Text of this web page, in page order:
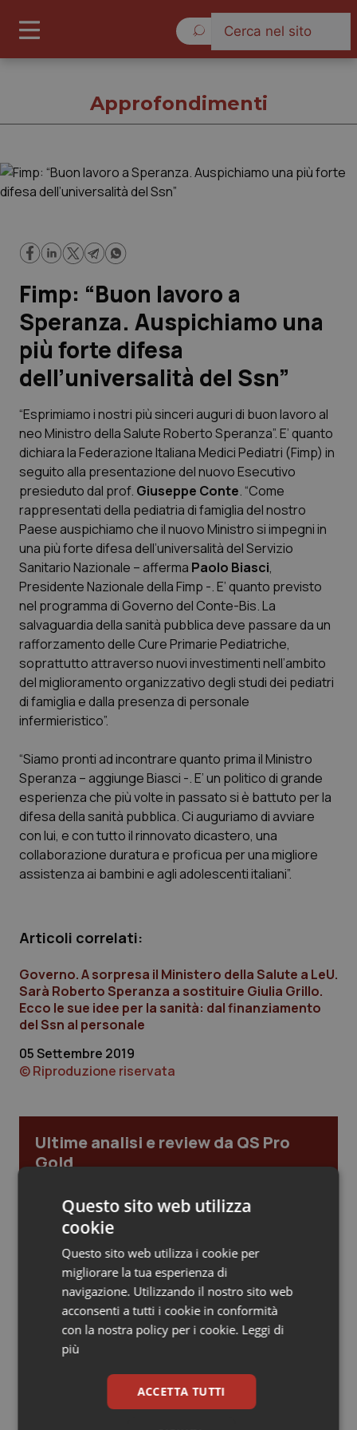
Governo e Parlamento
Regioni e Asl
Lavoro e Professioni
Studi e Analisi
Lettere al direttore
Edizioni Regionali
QS Pro
Professionisti Sanitari.AI
Abruzzo
Basilicata
Calabria
Campania
Emilia-Romagna
Friuli Venezia Giulia
Liguria
Lombardia
Marche
Molise
Provincia Autonoma di Bolzano
Puglia
Sardegna
Sicilia
Toscana
QS Pro Gold
Artrite & artrosi
Asma & BPCO
Car-T
Colesterolo & coronaropatie
Dermatite Atopica
Disturbi dell’umore
Dolore
Donna & Salute
Epatiti
Infezioni & Febbre
Malattie rare
Malattia di Crohn & Rettocolite Ulcerosa
Neuroscienze & patologie neurodegenerative
Obesità
QS Club Newsletter
Approfondimenti
Fimp: “Buon lavoro a
Speranza. Auspichiamo una
più forte difesa
dell’universalità del Ssn”
“Esprimiamo i nostri più sinceri auguri di buon lavoro al
neo Ministro della Salute Roberto Speranza”. E’ quanto
dichiara la Federazione Italiana Medici Pediatri (Fimp) in
seguito alla presentazione del nuovo Esecutivo
presieduto dal prof. Giuseppe Conte. “Come
rappresentati della pediatria di famiglia del nostro
Paese auspichiamo che il nuovo Ministro si impegni in
una più forte difesa dell’universalità del Servizio
Sanitario Nazionale – afferma Paolo Biasci,
Presidente Nazionale della Fimp -. E’ quanto previsto
nel programma di Governo del Conte-Bis. La
salvaguardia della sanità pubblica deve passare da un
rafforzamento delle Cure Primarie Pediatriche,
soprattutto attraverso nuovi investimenti nell’ambito
del miglioramento organizzativo degli studi dei pediatri
di famiglia e dalla presenza di personale
infermieristico”.
“Siamo pronti ad incontrare quanto prima il Ministro
Speranza – aggiunge Biasci -. E’ un politico di grande
esperienza che più volte in passato si è battuto per la
difesa della sanità pubblica. Ci auguriamo di avviare
con lui, e con tutto il rinnovato dicastero, una
collaborazione duratura e proficua per una migliore
assistenza ai bambini e agli adolescenti italiani”.
Articoli correlati:
Governo. A sorpresa il Ministero della Salute a LeU.
Sarà Roberto Speranza a sostituire Giulia Grillo.
Ecco le sue idee per la sanità: dal finanziamento
del Ssn al personale
05 Settembre 2019
© Riproduzione riservata
Ultime analisi e review da QS Pro
Gold
Cloud sanitario: infrastrutture,
compliance, GDPR e Risk management
Gestione dell'Ipertensione resistente:
dalle Linee Guida alle terapie innovative
modelli di responsabilità e autonomia
Questo sito web utilizza
cookie
Questo sito web utilizza i cookie per
migliorare la tua esperienza di
navigazione. Utilizzando il nostro sito web
acconsenti a tutti i cookie in conformità
con la nostra policy per i cookie. Leggi di
più
ACCETTA TUTTI